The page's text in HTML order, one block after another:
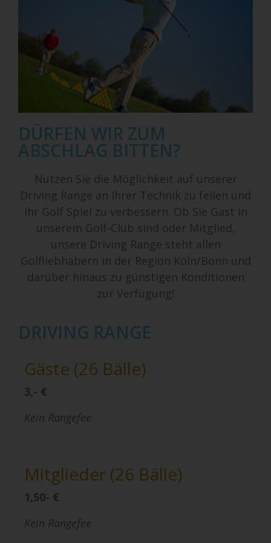
DÜRFEN WIR ZUM
ABSCHLAG BITTEN?
Nutzen Sie die Möglichkeit auf unserer
Driving Range an Ihrer Technik zu feilen und
Ihr Golf Spiel zu verbessern. Ob Sie Gast in
unserem Golf-Club sind oder Mitglied,
unsere Driving Range steht allen
Golfliebhabern in der Region Köln/Bonn und
darüber hinaus zu günstigen Konditionen
zur Verfügung!
DRIVING RANGE
Gäste (26 Bälle)
3,- €
Kein Rangefee
Mitglieder (26 Bälle)
1,50- €
Kein Rangefee